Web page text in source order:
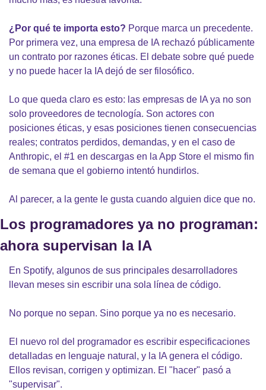
¿Por qué te importa esto? Porque marca un precedente.
Por primera vez, una empresa de IA rechazó públicamente
un contrato por razones éticas. El debate sobre qué puede
y no puede hacer la IA dejó de ser filosófico.
Lo que queda claro es esto: las empresas de IA ya no son
solo proveedores de tecnología. Son actores con
posiciones éticas, y esas posiciones tienen consecuencias
reales; contratos perdidos, demandas, y en el caso de
Anthropic, el #1 en descargas en la App Store el mismo fin
de semana que el gobierno intentó hundirlos.
Al parecer, a la gente le gusta cuando alguien dice que no.
Los programadores ya no programan:
ahora supervisan la IA
En Spotify, algunos de sus principales desarrolladores
llevan meses sin escribir una sola línea de código.
No porque no sepan. Sino porque ya no es necesario.
El nuevo rol del programador es escribir especificaciones
detalladas en lenguaje natural, y la IA genera el código.
Ellos revisan, corrigen y optimizan. El "hacer" pasó a
"supervisar".